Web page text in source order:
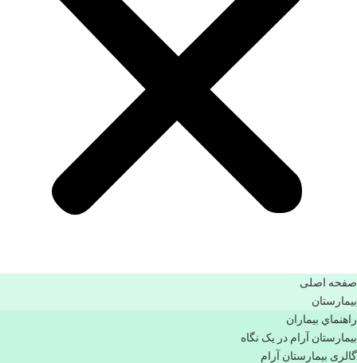
صفحه اصلی
بيمارستان
راهنماي بیماران
بیمارستان آرام در یک نگاه
گالری بیمارستان آرام